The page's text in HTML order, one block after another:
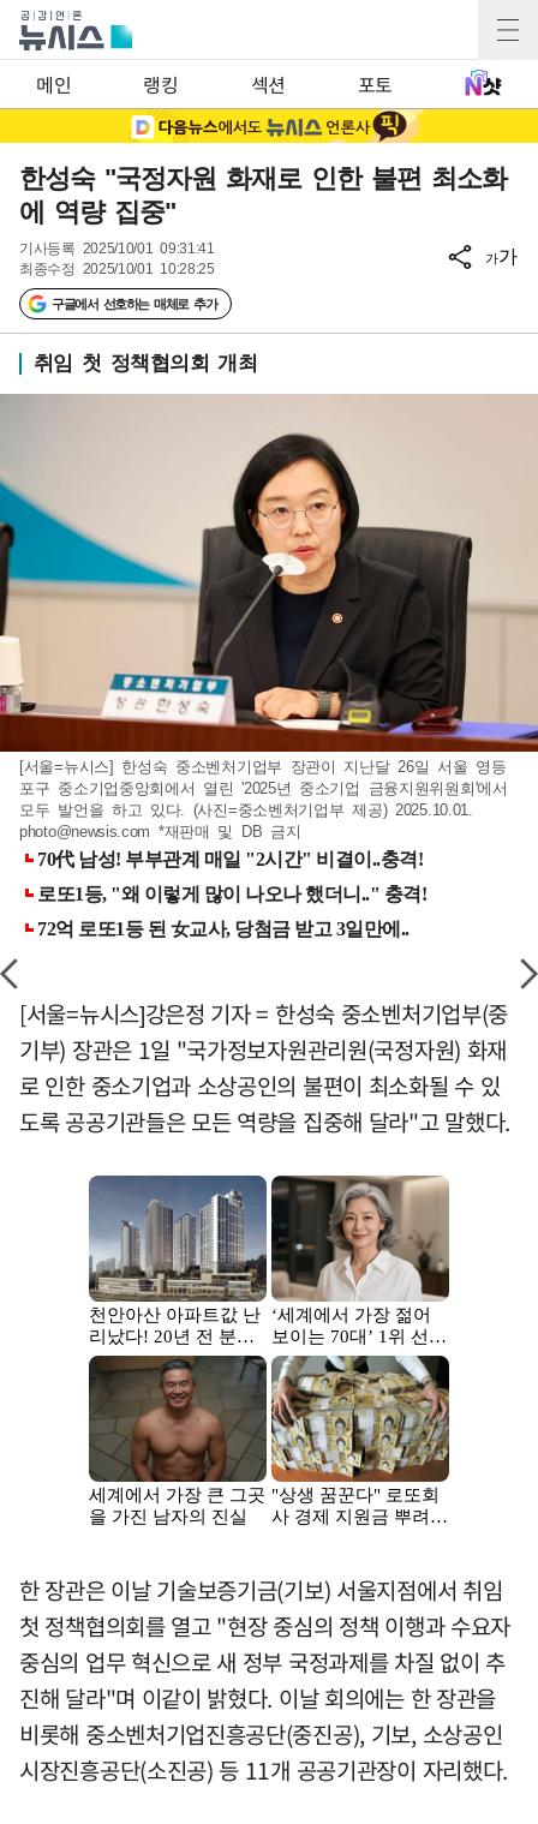
메인 랭킹 섹션 포토
한성숙 "국정자원 화재로 인한 불편 최소화
에 역량 집중"
기사등록 2025/10/01 09:31:41
최종수정 2025/10/01 10:28:25
구글에서 선호하는 매체로 추가
가가
취임 첫 정책협의회 개최
[서울=뉴시스] 한성숙 중소벤처기업부 장관이 지난달 26일 서울 영등
포구 중소기업중앙회에서 열린 '2025년 중소기업 금융지원위원회'에서
모두 발언을 하고 있다. (사진=중소벤처기업부 제공) 2025.10.01.
photo@newsis.com *재판매 및 DB 금지
[서울=뉴시스]강은정 기자 = 한성숙 중소벤처기업부(중
기부) 장관은 1일 "국가정보자원관리원(국정자원) 화재
로 인한 중소기업과 소상공인의 불편이 최소화될 수 있
도록 공공기관들은 모든 역량을 집중해 달라"고 말했다.
한 장관은 이날 기술보증기금(기보) 서울지점에서 취임
첫 정책협의회를 열고 "현장 중심의 정책 이행과 수요자
중심의 업무 혁신으로 새 정부 국정과제를 차질 없이 추
진해 달라"며 이같이 밝혔다. 이날 회의에는 한 장관을
비롯해 중소벤처기업진흥공단(중진공), 기보, 소상공인
시장진흥공단(소진공) 등 11개 공공기관장이 자리했다.